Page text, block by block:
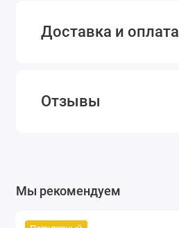
Доставка и оплата
Отзывы
Мы рекомендуем